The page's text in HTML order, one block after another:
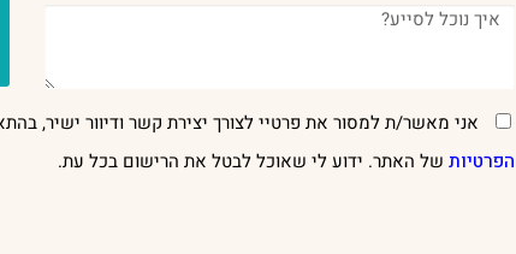
אני מאשר/ת למסור את פרטיי לצורך יצירת קשר ודיוור ישיר,
הפרטיותשל האתר. ידוע לי שאוכל לבטל את הרישום בכל עת.